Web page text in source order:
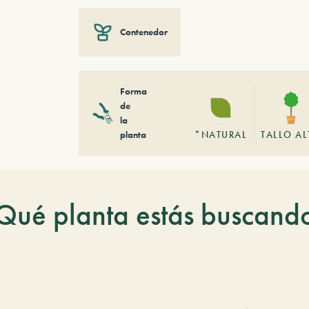
Contenedor
Forma
de
la
planta
*NATURAL TALLO
planta estás